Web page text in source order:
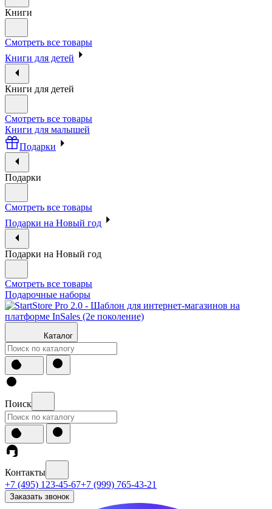
Книги
Смотреть все товары
Книги для детей
Книги для детей
Смотреть все товары
Книги для малышей
Подарки
Подарки
Смотреть все товары
Подарки на Новый год
Подарки на Новый год
Смотреть все товары
Подарочные наборы
Каталог
Поиск
Контакты
+7 (495) 123-45-67+7 (999) 765-43-21
Заказать звонок